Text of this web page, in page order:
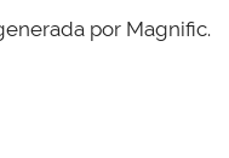
por Magnific.